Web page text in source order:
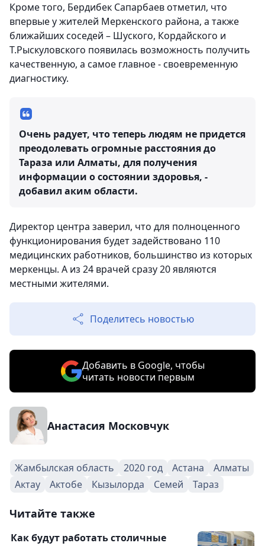
Кроме того, Бердибек Сапарбаев отметил, что
впервые у жителей Меркенского района, а также
ближайших соседей – Шуского, Кордайского и
Т.Рыскуловского появилась возможность получить
качественную, а самое главное - своевременную
диагностику.
Очень радует, что теперь людям не придется
преодолевать огромные расстояния до
Тараза или Алматы, для получения
информации о состоянии здоровья, -
добавил аким области.
Директор центра заверил, что для полноценного
функционирования будет задействовано 110
медицинских работников, большинство из которых
меркенцы. А из 24 врачей сразу 20 являются
местными жителями.
Поделитесь новостью
Добавить в Google, чтобы
читать новости первым
Анастасия Московчук
Жамбылская область 2020 год Астана
Алматы
Актау
Актобе Кызылорда Семей Тараз
Читайте также
Как будут работать столичные